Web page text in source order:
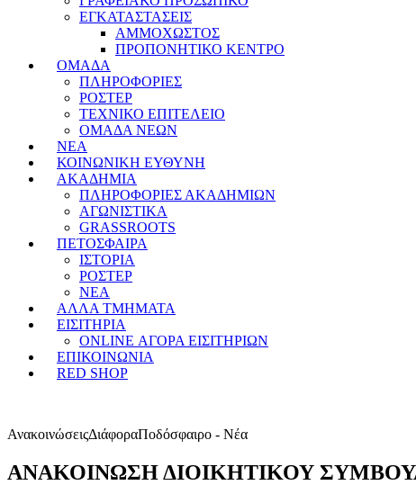
ΕΓΚΑΤΑΣΤΑΣΕΙΣ
ΑΜΜΟΧΩΣΤΟΣ
ΠΡΟΠΟΝΗΤΙΚΟ ΚΕΝΤΡΟ
ΟΜΑΔΑ
ΠΛΗΡΟΦΟΡΙΕΣ
ΡΟΣΤΕΡ
ΤΕΧΝΙΚΟ ΕΠΙΤΕΛΕΙΟ
ΟΜΑΔΑ ΝΕΩΝ
ΝΕΑ
ΚΟΙΝΩΝΙΚΗ ΕΥΘΥΝΗ
ΑΚΑΔΗΜΙΑ
ΠΛΗΡΟΦΟΡΙΕΣ ΑΚΑΔΗΜΙΩΝ
ΑΓΩΝΙΣΤΙΚΑ
GRASSROOTS
ΠΕΤΟΣΦΑΙΡΑ
ΙΣΤΟΡΙΑ
ΡΟΣΤΕΡ
ΝΕΑ
ΑΛΛΑ ΤΜΗΜΑΤΑ
ΕΙΣΙΤΗΡΙΑ
ONLINE ΑΓΟΡΑ ΕΙΣΙΤΗΡΙΩΝ
ΕΠΙΚΟΙΝΩΝΙΑ
RED SHOP
ΑνακοινώσειςΔιάφοραΠοδόσφαιρο - Νέα
ΑΝΑΚΟΙΝΩΣΗ ΔΙΟΙΚΗΤΙΚΟΥ